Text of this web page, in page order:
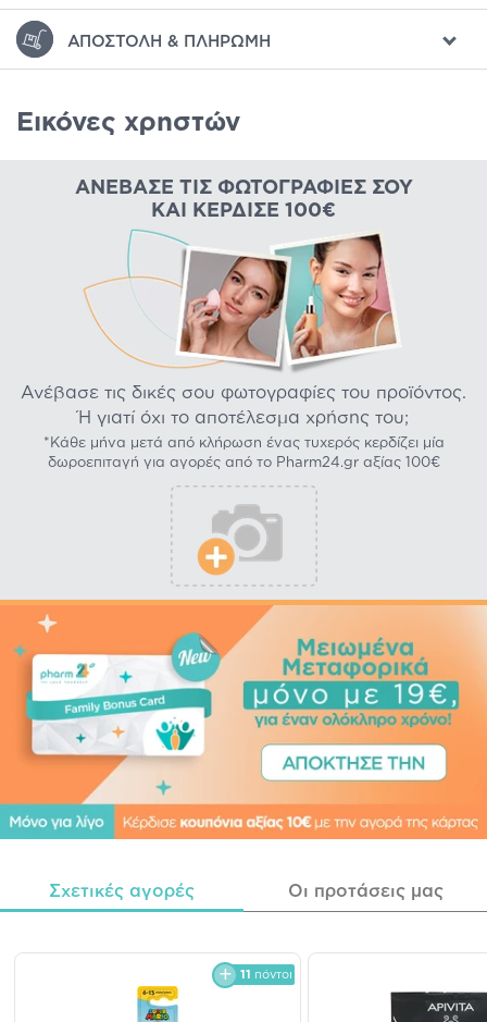
ΑΠΟΣΤΟΛΉ & ΠΛΗΡΩΜΉ
Εικόνες χρηστών
ΑΝΈΒΑΣΕ ΤΙΣ ΦΩΤΟΓΡΑΦΊΕΣ ΣΟΥ
ΚΑΙ ΚΈΡΔΙΣΕ 100€
Ανέβασε τις δικές σου φωτογραφίες του προϊόντος.
Ή γιατί όχι το αποτέλεσμα χρήσης του;
*Κάθε μήνα μετά από κλήρωση ένας τυχερός κερδίζει μία
δωροεπιταγή για αγορές από το Pharm24.gr αξίας 100€
Σχετικές αγορές Οι προτάσεις μας
11 πόντοι